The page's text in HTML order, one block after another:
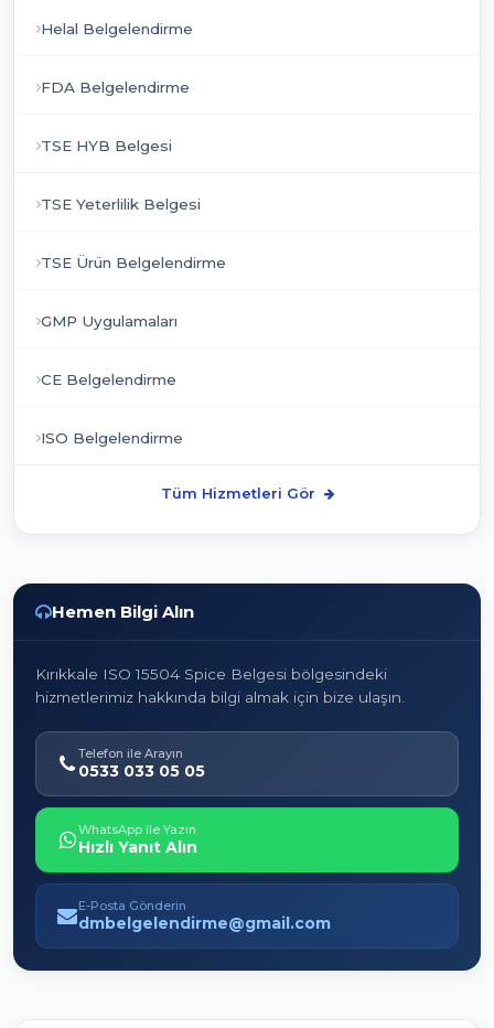
Helal Belgelendirme
FDA Belgelendirme
TSE HYB Belgesi
TSE Yeterlilik Belgesi
TSE Ürün Belgelendirme
GMP Uygulamaları
CE Belgelendirme
ISO Belgelendirme
Tüm Hizmetleri Gör
Hemen Bilgi Alın
Kırıkkale ISO 15504 Spice Belgesi bölgesindeki
hizmetlerimiz hakkında bilgi almak için bize ulaşın.
Telefon ile Arayın
0533 033 05 05
WhatsApp ile Yazın
Hızlı Yanıt Alın
E-Posta Gönderin
dmbelgelendirme@gmail.com